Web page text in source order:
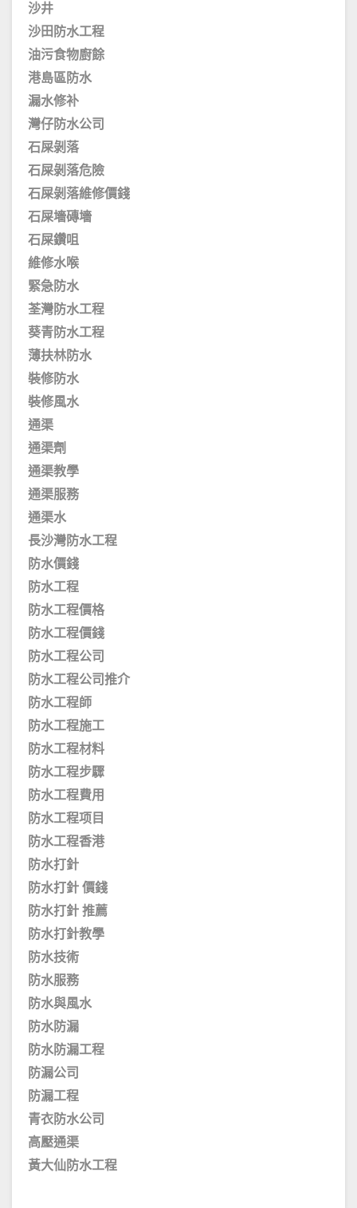
沙井
沙田防水工程
油污食物廚餘
港島區防水
漏水修补
灣仔防水公司
石屎剝落
石屎剝落危險
石屎剝落維修價錢
石屎墻磚墻
石屎鑽咀
維修水喉
緊急防水
荃灣防水工程
葵青防水工程
薄扶林防水
裝修防水
裝修風水
通渠
通渠劑
通渠教學
通渠服務
通渠水
長沙灣防水工程
防水價錢
防水工程
防水工程價格
防水工程價錢
防水工程公司
防水工程公司推介
防水工程師
防水工程施工
防水工程材料
防水工程步驟
防水工程費用
防水工程项目
防水工程香港
防水打針
防水打針 價錢
防水打針 推薦
防水打針教學
防水技術
防水服務
防水與風水
防水防漏
防水防漏工程
防漏公司
防漏工程
青衣防水公司
高壓通渠
黃大仙防水工程